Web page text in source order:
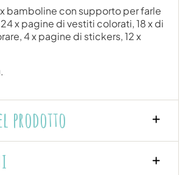
bamboline con supporto per farle
x pagine di vestiti colorati, 18 x di
4 x pagine di stickers, 12 x
prodotto